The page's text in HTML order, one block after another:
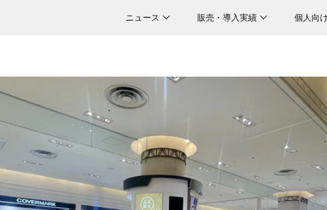
ニュース 販売・導入実績 個人向